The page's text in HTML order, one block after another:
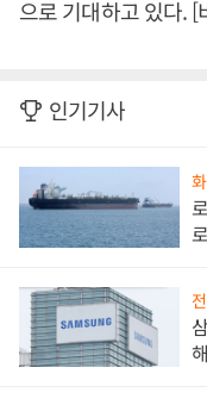
으로 기대하고 있다.
인기기사